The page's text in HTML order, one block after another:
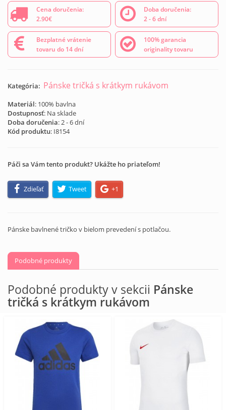
Cena doručenia:
2.90€
Doba doručenia:
2 - 6 dní
Bezplatné vrátenie
tovaru do 14 dní
100% garancia
originality tovaru
Kategória: Pánske tričká s krátkym rukávom
Materiál: 100% bavlna
Dostupnosť: Na sklade
Doba doručenia: 2 - 6 dní
Kód produktu: I8154
Páči sa Vám tento produkt? Ukážte ho priateľom!
Zdieľať Tweet +1
Pánske bavlnené tričko v bielom prevedení s potlačou.
Podobné produkty
Podobné produkty v sekcii Pánske
tričká s krátkym rukávom